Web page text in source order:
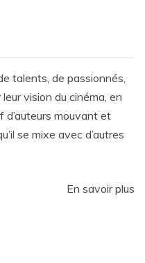
talents, de passionnés,
vision du cinéma, en
mouvant et
se mixe avec d’autres
En savoir plus